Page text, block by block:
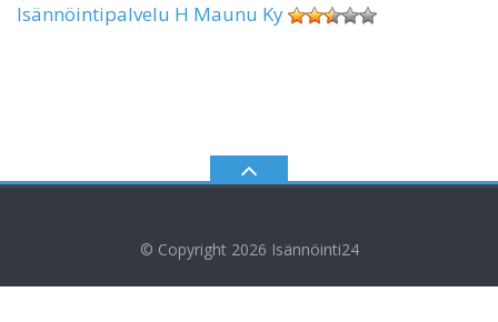
Isännöintipalvelu H Maunu Ky
© Copyright 2026 Isännöinti24